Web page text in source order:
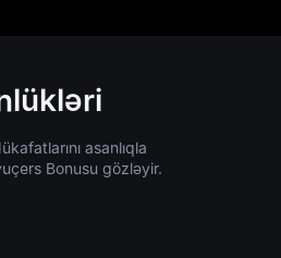
asanlıqla
Bonusu gözləyir.